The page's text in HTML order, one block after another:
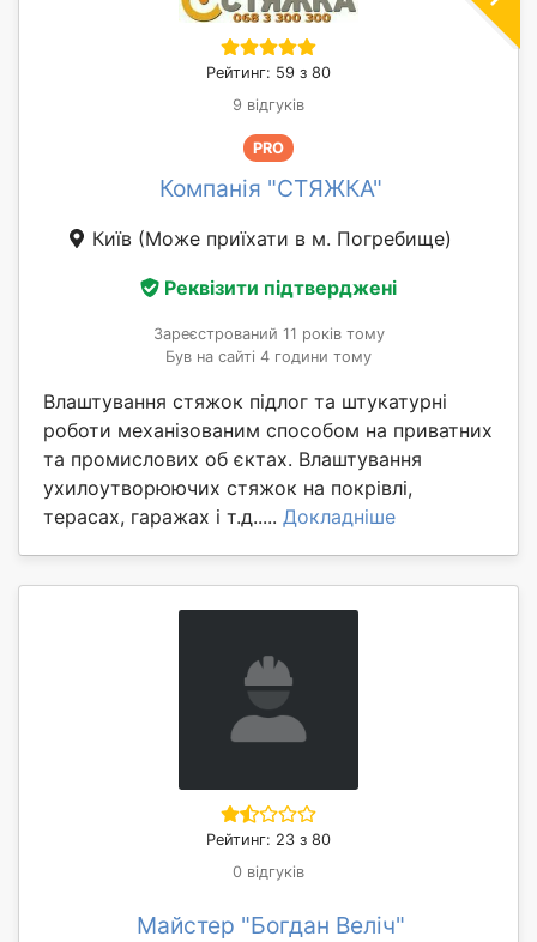
Рейтинг: 59 з 80
9 відгуків
PRO
Компанія "СТЯЖКА"
Київ (Може приїхати в м. Погребище)
Реквізити підтверджені
Зареєстрований 11 років тому
Був на сайті 4 години тому
Влаштування стяжок підлог та штукатурні
роботи механізованим способом на приватних
та промислових об єктах. Влаштування
ухилоутворюючих стяжок на покрівлі,
терасах, гаражах і т.д..... Докладніше
Рейтинг: 23 з 80
0 відгуків
Майстер "Богдан Веліч"